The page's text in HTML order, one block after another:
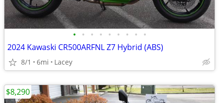
• • • • • • • • •
2024 Kawaski CR500ARFNL Z7 Hybrid (ABS)
8/1 6mi Lacey
$8,290